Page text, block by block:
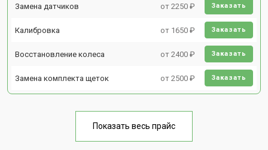
Замена датчиков от 2250 ₽ Заказать
Калибровка от 1650 ₽ Заказать
Восстановление колеса от 2400 ₽ Заказать
Замена комплекта щеток от 2500 ₽ Заказать
Показать весь прайс